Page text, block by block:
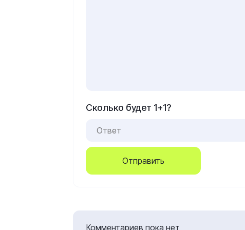
Сколько будет 1+1?
Отправить
Комментариев пока нет